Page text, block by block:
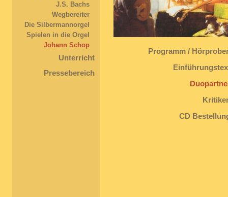
J.S. Bachs
Wegbereiter
Die Silbermannorgel
Spielen in die Orgel
Johann Schop
Unterricht
Pressebereich
Programm /
CD